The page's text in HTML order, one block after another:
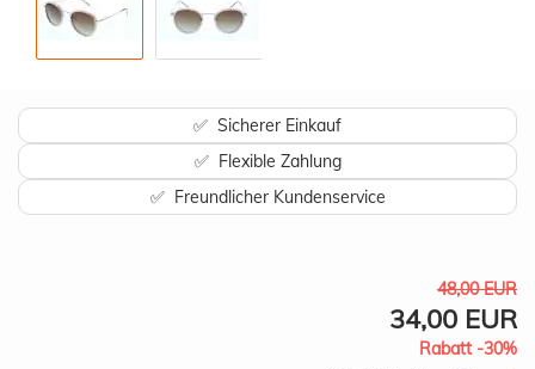
✅ Sicherer Einkauf
✅ Flexible Zahlung
✅ Freundlicher Kundenservice
48,00 EUR
34,00 EUR
Rabatt -30%